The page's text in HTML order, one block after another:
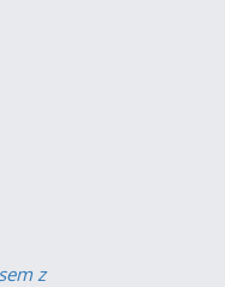
z